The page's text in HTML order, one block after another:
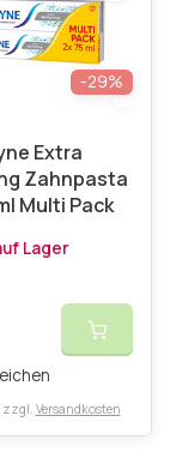
-29%
Extra
Zahnpasta
Multi Pack
Lager
zzgl. Versandkosten